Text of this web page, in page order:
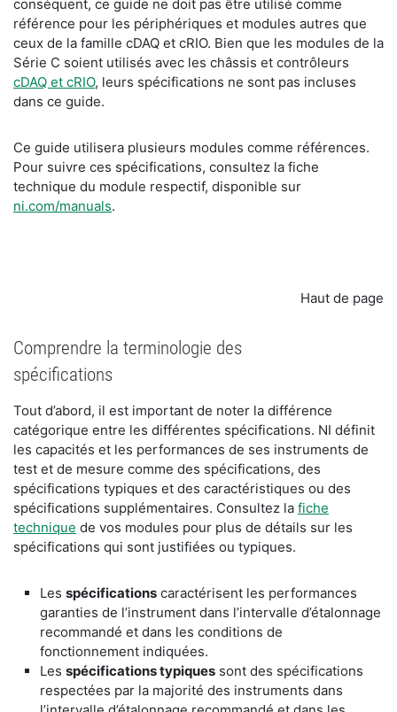
conséquent, ce guide ne doit pas être utilisé comme
référence pour les périphériques et modules autres que
ceux de la famille cDAQ et cRIO. Bien que les modules de la
Série C soient utilisés avec les châssis et contrôleurs
cDAQ et cRIO, leurs spécifications ne sont pas incluses
dans ce guide.
Ce guide utilisera plusieurs modules comme références.
Pour suivre ces spécifications, consultez la fiche
technique du module respectif, disponible sur
ni.com/manuals.
Haut de page
Comprendre la terminologie des
spécifications
Tout d’abord, il est important de noter la différence
catégorique entre les différentes spécifications. NI définit
les capacités et les performances de ses instruments de
test et de mesure comme des spécifications, des
spécifications typiques et des caractéristiques ou des
spécifications supplémentaires. Consultez la fiche
technique de vos modules pour plus de détails sur les
spécifications qui sont justifiées ou typiques.
Les spécifications caractérisent les performances
garanties de l’instrument dans l’intervalle d’étalonnage
recommandé et dans les conditions de
fonctionnement indiquées.
Les spécifications typiques sont des spécifications
respectées par la majorité des instruments dans